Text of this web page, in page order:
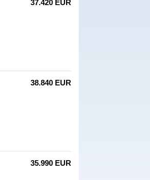
37.420 EUR
38.840 EUR
35.990 EUR